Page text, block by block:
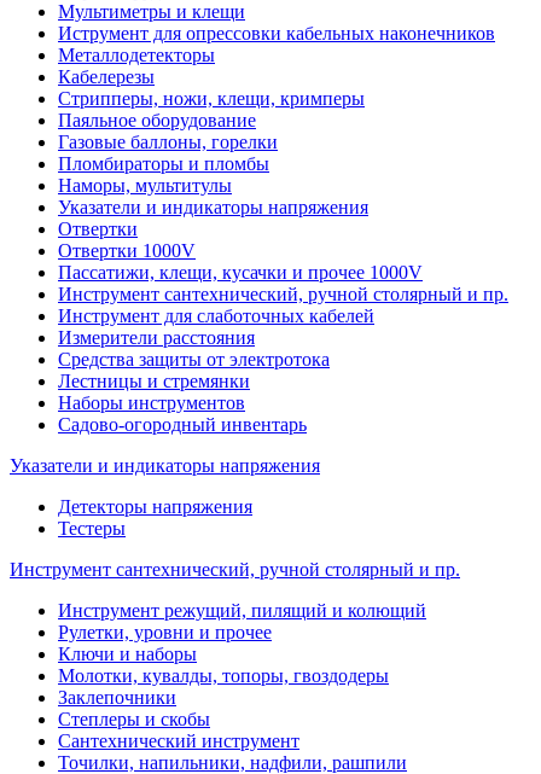
Мультиметры и клещи
Иструмент для опрессовки кабельных наконечников
Металлодетекторы
Кабелерезы
Стрипперы, ножи, клещи, кримперы
Паяльное оборудование
Газовые баллоны, горелки
Пломбираторы и пломбы
Наморы, мультитулы
Указатели и индикаторы напряжения
Отвертки
Отвертки 1000V
Пассатижи, клещи, кусачки и прочее 1000V
Инструмент сантехнический, ручной столярный и пр.
Инструмент для слаботочных кабелей
Измерители расстояния
Средства защиты от электротока
Лестницы и стремянки
Наборы инструментов
Садово-огородный инвентарь
Указатели и индикаторы напряжения
Детекторы напряжения
Тестеры
Инструмент сантехнический, ручной столярный и пр.
Инструмент режущий, пилящий и колющий
Рулетки, уровни и прочее
Ключи и наборы
Молотки, кувалды, топоры, гвоздодеры
Заклепочники
Степлеры и скобы
Сантехнический инструмент
Точилки, напильники, надфили, рашпили